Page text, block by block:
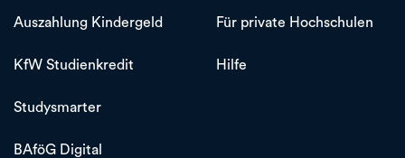
Auszahlung Kindergeld
KfW Studienkredit
Studysmarter
BAföG Digital
Für private Hochschulen
Hilfe